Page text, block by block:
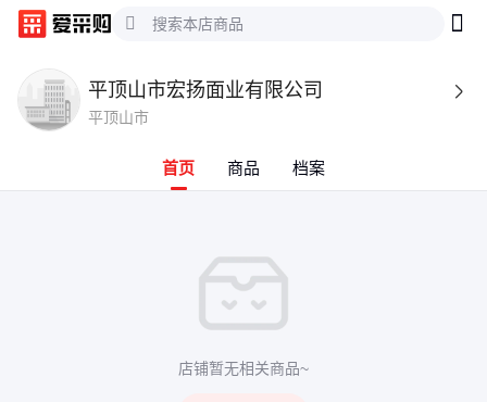
平顶山市宏扬面业有限公司 
平顶山市
首页 商品 档案
店铺暂无相关商品~